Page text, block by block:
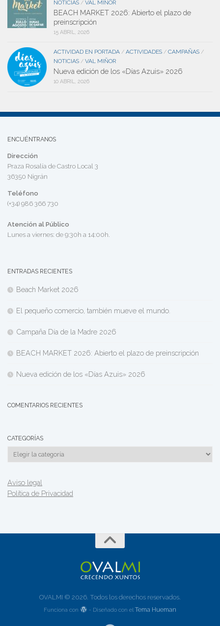
NOTICIAS / VAL MIÑOR
BEACH MARKET 2026: Abierto el plazo de
preinscripción
15 ABRIL, 2026
ACTIVIDAD EN PORTADA / ACTIVIDADES / CAMPAÑAS /
NOTICIAS / VAL MIÑOR
Nueva edición de los «Días Azuis» 2026
10 ABRIL, 2026
ENCUÉNTRANOS
Dirección
Praza Rosalía de Castro Local 3
36350 Nigrán
Teléfono
(+34) 986 366 730
Atención al Público
Lunes a viernes: de 9:30h a 14:00h.
ENTRADAS RECIENTES
Beach Market 2026
El pequeño comercio, también mueve el mundo.
Campaña Día de la Madre 2026
BEACH MARKET 2026: Abierto el plazo de preinscripción
Nueva edición de los «Días Azuis» 2026
COMENTARIOS RECIENTES
CATEGORÍAS
Categorías
Aviso legal
Política de Privacidad
OVALMI © 2026. Todos los derechos reservados.
Funciona con - Diseñado con elTema Hueman